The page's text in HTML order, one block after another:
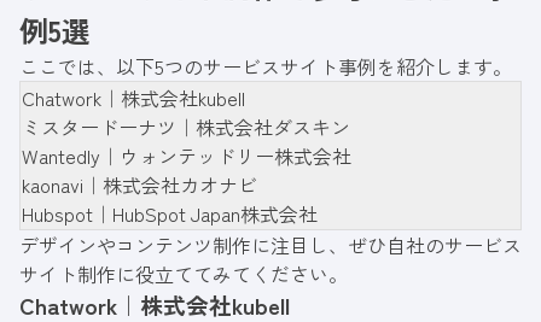
例5選
ここでは、以下5つのサービスサイト事例を紹介します。
Chatwork｜株式会社kubell
ミスタードーナツ｜株式会社ダスキン
Wantedly｜ウォンテッドリー株式会社
kaonavi｜株式会社カオナビ
Hubspot｜HubSpot Japan株式会社
デザインやコンテンツ制作に注目し、ぜひ自社のサービス
サイト制作に役立ててみてください。
Chatwork｜株式会社kubell